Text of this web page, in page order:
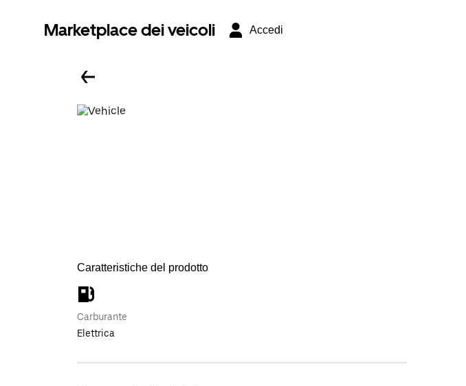
Marketplace dei veicoli Accedi
Caratteristiche del prodotto
Carburante
Elettrica